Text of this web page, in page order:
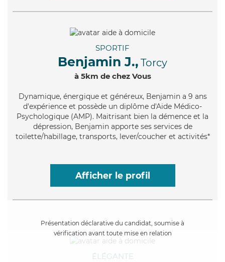
SPORTIF
Benjamin J., Torcy
à 5km de chez Vous
Dynamique, énergique et généreux, Benjamin a 9 ans
d'expérience et possède un diplôme d'Aide Médico-
Psychologique (AMP). Maitrisant bien la démence et la
dépression, Benjamin apporte ses services de
toilette/habillage, transports, lever/coucher et activités*
Afficher le profil
Présentation déclarative du candidat, soumise à
vérification avant toute mise en relation
ÉLÉGANTE